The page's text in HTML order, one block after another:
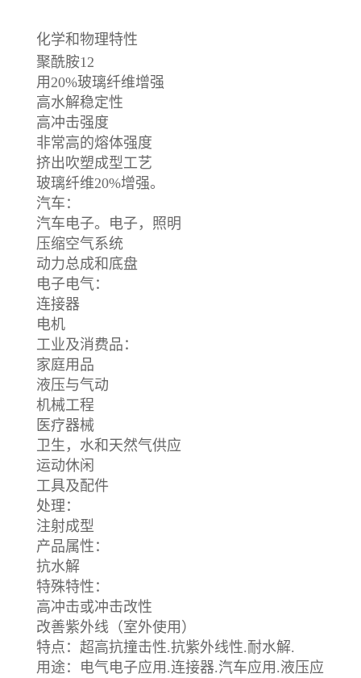
化学和物理特性
聚酰胺12
用20%玻璃纤维增强
高水解稳定性
高冲击强度
非常高的熔体强度
挤出吹塑成型工艺
玻璃纤维20%增强。
汽车：
汽车电子。电子，照明
压缩空气系统
动力总成和底盘
电子电气：
连接器
电机
工业及消费品：
家庭用品
液压与气动
机械工程
医疗器械
卫生，水和天然气供应
运动休闲
工具及配件
处理：
注射成型
产品属性：
抗水解
特殊特性：
高冲击或冲击改性
改善紫外线（室外使用）
特点：超高抗撞击性.抗紫外线性.耐水解.
用途：电气电子应用.连接器.汽车应用.液压应